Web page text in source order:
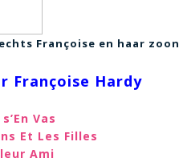
Françoise en haar
Françoise Hardy
Vas
Et Les Filles
Ami